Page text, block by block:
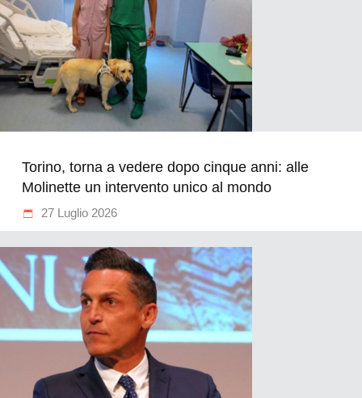
Torino, torna a vedere dopo cinque anni: alle
Molinette un intervento unico al mondo
27 Luglio 2026